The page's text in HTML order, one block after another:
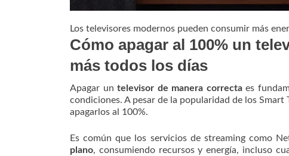
Los televisores modernos pueden consumir más
Cómo apagar al 100% un
más todos los días
Apagar un televisor de manera correctaes
condiciones. A pesar de la popularidad de los
apagarlos al 100%.
Es común que los servicios de streaming como
plano, consumiendo recursos y energía, incluso